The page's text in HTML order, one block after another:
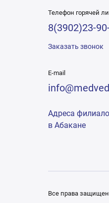
Телефон горячей
8(3902)23-
Заказать звонок
E-mail
Адреса
в Абакане
Все права